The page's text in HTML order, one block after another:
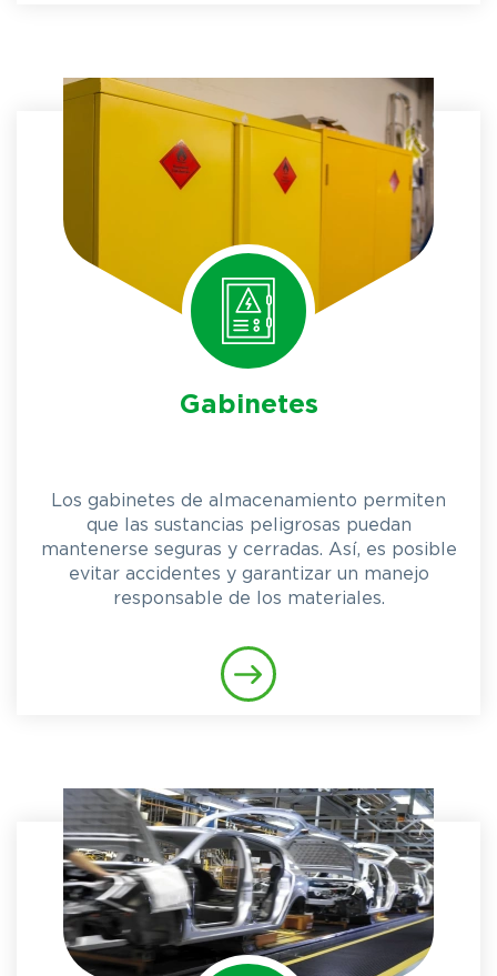
Gabinetes
Los gabinetes de almacenamiento permiten
que las sustancias peligrosas puedan
mantenerse seguras y cerradas. Así, es posible
evitar accidentes y garantizar un manejo
responsable de los materiales.